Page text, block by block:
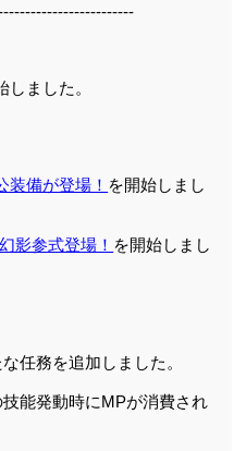
しました。
装備が登場！ を開始しまし
影参式登場！ を開始しまし
任務を追加しました。
能発動時にMPが消費され